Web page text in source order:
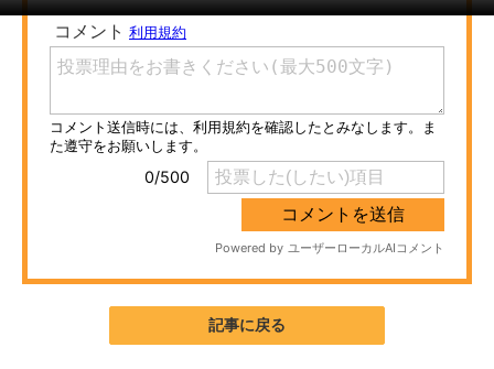
注目記事を集めた総合ページ
ITの今と未来を見通す
スマホと通信の最新トレンド
進化するPCとデバイスの未来
AI活用のいまが分かる
記事に戻る